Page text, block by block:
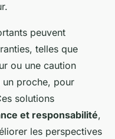
peuvent
telles que
ou une caution
un proche, pour
solutions
et responsabilité,
les perspectives